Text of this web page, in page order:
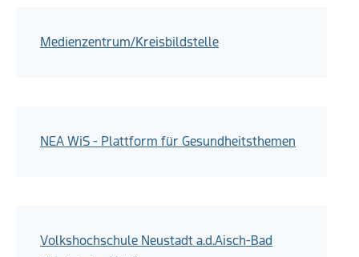
Medienzentrum/Kreisbildstelle
NEA WiS - Plattform für Gesundheitsthemen
Volkshochschule Neustadt a.d.Aisch-Bad